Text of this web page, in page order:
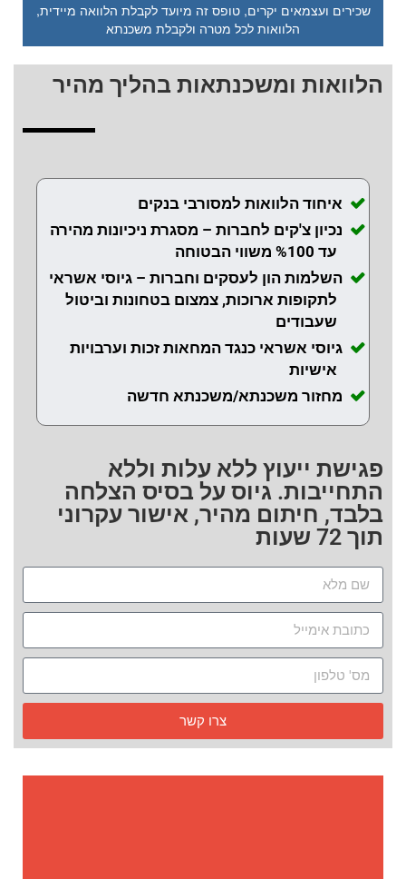
שכירים ועצמאים יקרים, טופס זה מיועד לקבלת הלוואה מיידית,
הלוואות לכל מטרה ולקבלת משכנתא
הלוואות ומשכנתאות בהליך מהיר
איחוד הלוואות למסורבי בנקים
נכיון צ'קים לחברות – מסגרת ניכיונות מהירה
עד %100 משווי הבטוחה
השלמות הון לעסקים וחברות – גיוסי אשראי
לתקופות ארוכות, צמצום בטחונות וביטול
שעבודים
גיוסי אשראי כנגד המחאות זכות וערבויות
אישיות
מחזור משכנתא/משכנתא חדשה
פגישת ייעוץ ללא עלות וללא
התחייבות. גיוס על בסיס הצלחה
בלבד, חיתום מהיר, אישור עקרוני
תוך 72 שעות
צרו קשר